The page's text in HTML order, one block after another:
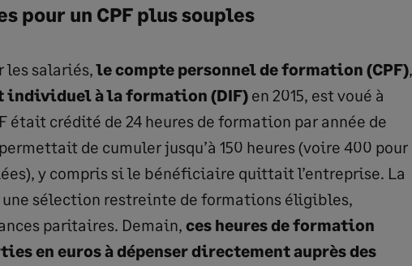
pour un CPF plus souples
les salariés,le compte personnel de formation (CPF),
individuel à la formation (DIF)en 2015, est voué à
était crédité de 24 heures de formation par année de
de cumuler jusqu’à 150 heures (voire 400 pour
y compris si le bénéficiaire quittait l’entreprise. La
sélection restreinte de formations éligibles,
paritaires. Demain, ces heures de formation
en euros à dépenser directement auprès des